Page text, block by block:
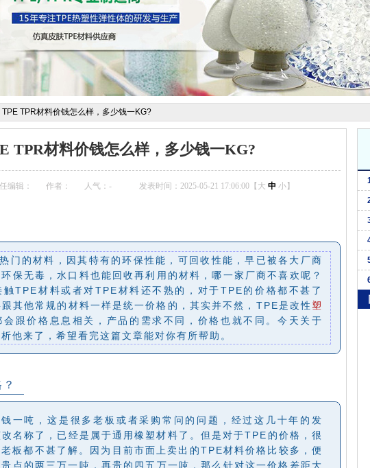
TPE TPR材料价钱怎么样，多少钱一KG?
TPR材料价钱怎么样，多少钱一KG?
编辑： 作者： 人气： - 发表时间：2025-05-21 17:06:00【 大 中 小】
门的材料，因其特有的环保性能，可回收性能，早已被各大厂商
保无毒，水口料也能回收再利用的材料，哪一家厂商不喜欢呢？
触TPE材料或者对TPE材料还不熟的，对于TPE的价格都不甚了
其他常规的材料一样是统一价格的，其实并不然，TPE是改性 塑
会跟价格息息相关，产品的需求不同，价格也就不同。今天关于
他来了，希望看完这篇文章能对你有所帮助。
一吨，这是很多老板或者采购常问的问题，经过这几十年的发
名称了，已经是属于通用橡塑材料了。但是对于TPE的价格，很
板都不甚了解。因为目前市面上卖出的TPE材料价格比较多，便
点的两三万一吨，再贵的四五万一吨，那么针对这一价格差距大